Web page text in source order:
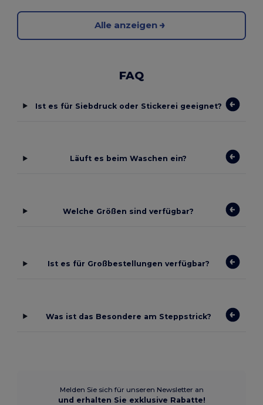
Alle anzeigen
FAQ
Ist es für Siebdruck oder Stickerei geeignet?
Läuft es beim Waschen ein?
Welche Größen sind verfügbar?
Ist es für Großbestellungen verfügbar?
Was ist das Besondere am Steppstrick?
Melden Sie sich für unseren Newsletter an
und erhalten Sie exklusive Rabatte!